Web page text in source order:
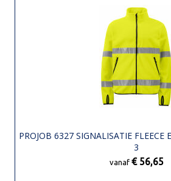
PROJOB 6327 SIGNALISATIE FLEECE
3
vanaf € 56,65